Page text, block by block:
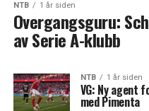
NTB 1 år siden
Overgangsguru:
av Serie A-klubb
NTB 1 år siden
VG: Ny agent
med Pimenta